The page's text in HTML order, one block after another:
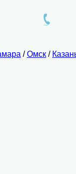
/Омск /